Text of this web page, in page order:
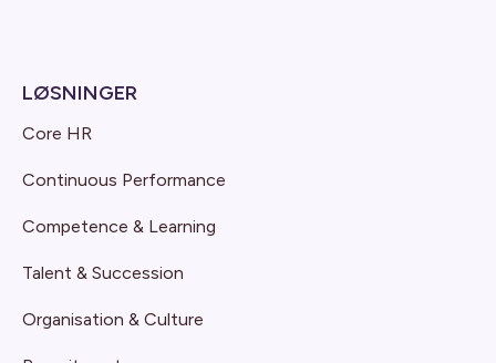
LØSNINGER
Core HR
Continuous Performance
Competence & Learning
Talent & Succession
Organisation & Culture